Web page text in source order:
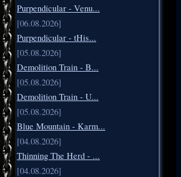
Purpendicular - Venu...
[06.08.2026]
Purpendicular - tHis...
[05.08.2026]
Demolition Train - B...
[05.08.2026]
Demolition Train - U...
[05.08.2026]
Blue Mountain - Karm...
[04.08.2026]
Thinning The Herd - ...
[04.08.2026]